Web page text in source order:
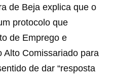
de Beja explica que o
protocolo que
de Emprego e
Alto Comissariado para
de dar “resposta